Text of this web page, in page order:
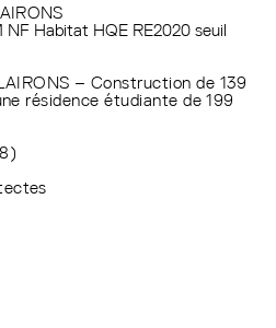
NF Habitat HQE RE2020 seuil
– Construction de 139
résidence étudiante de 199